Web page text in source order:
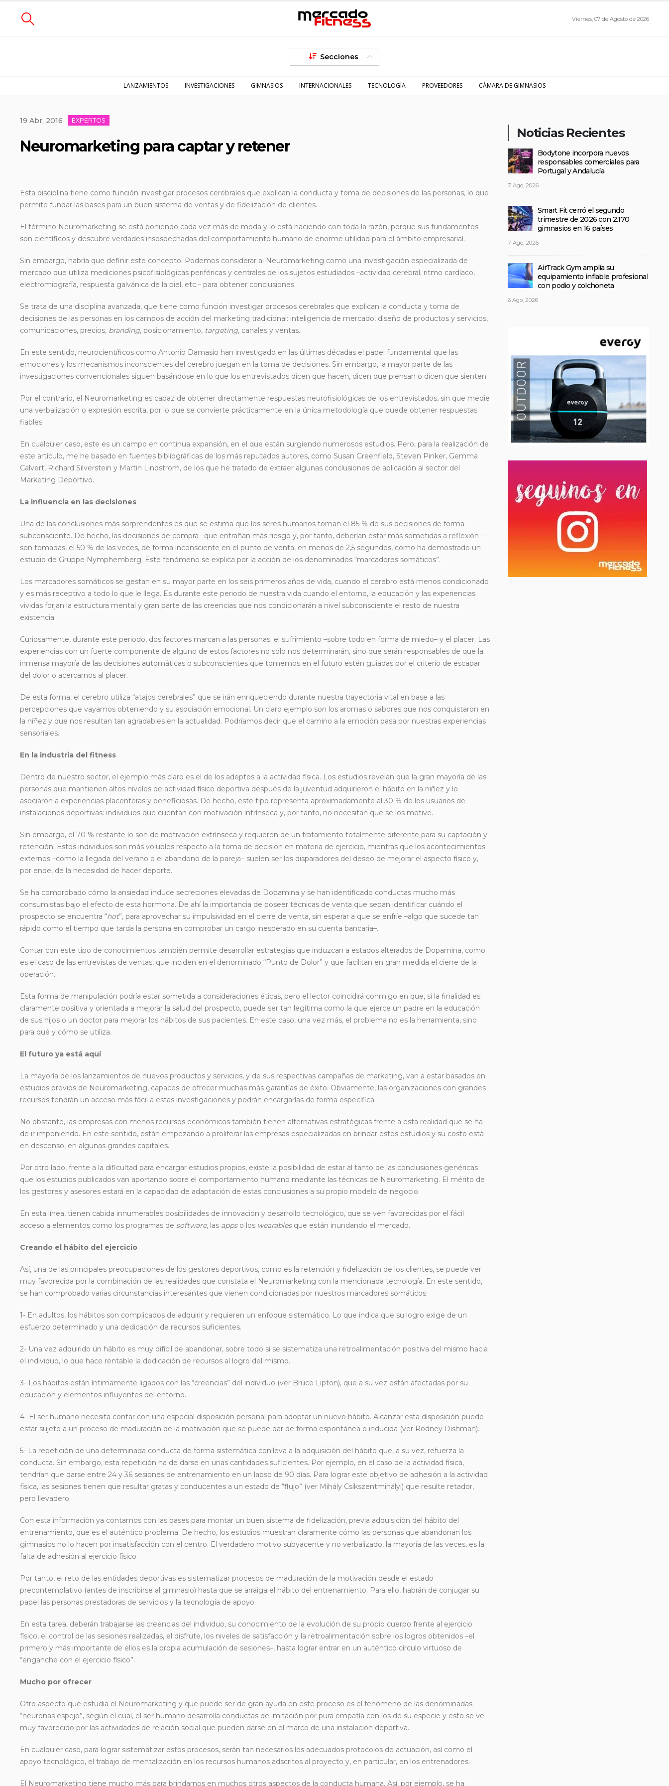
Viernes, 07 de Agosto de 2026
Secciones
LANZAMIENTOS INVESTIGACIONES GIMNASIOS INTERNACIONALES TECNOLOGÍA PROVEEDORES CÁMARA DE GIMNASIOS
19 Abr, 2016 EXPERTOS
Neuromarketing para captar y retener
Esta disciplina tiene como función investigar procesos cerebrales que explican la conducta y toma de decisiones de las personas, lo que
permite fundar las bases para un buen sistema de ventas y de fidelización de clientes.
El término Neuromarketing se está poniendo cada vez más de moda y lo está haciendo con toda la razón, porque sus fundamentos
son científicos y descubre verdades insospechadas del comportamiento humano de enorme utilidad para el ámbito empresarial.
Sin embargo, habría que definir este concepto. Podemos considerar al Neuromarketing como una investigación especializada de
mercado que utiliza mediciones psicofisiológicas periféricas y centrales de los sujetos estudiados –actividad cerebral, ritmo cardíaco,
electromiografía, respuesta galvánica de la piel, etc.– para obtener conclusiones.
Se trata de una disciplina avanzada, que tiene como función investigar procesos cerebrales que explican la conducta y toma de
decisiones de las personas en los campos de acción del marketing tradicional: inteligencia de mercado, diseño de productos y servicios,
comunicaciones, precios, branding, posicionamiento, targeting, canales y ventas.
En este sentido, neurocientíficos como Antonio Damasio han investigado en las últimas décadas el papel fundamental que las
emociones y los mecanismos inconscientes del cerebro juegan en la toma de decisiones. Sin embargo, la mayor parte de las
investigaciones convencionales siguen basándose en lo que los entrevistados dicen que hacen, dicen que piensan o dicen que sienten.
Por el contrario, el Neuromarketing es capaz de obtener directamente respuestas neurofisiológicas de los entrevistados, sin que medie
una verbalización o expresión escrita, por lo que se convierte prácticamente en la única metodología que puede obtener respuestas
fiables.
En cualquier caso, este es un campo en continua expansión, en el que están surgiendo numerosos estudios. Pero, para la realización de
este artículo, me he basado en fuentes bibliográficas de los más reputados autores, como Susan Greenfield, Steven Pinker, Gemma
Calvert, Richard Silverstein y Martin Lindstrom, de los que he tratado de extraer algunas conclusiones de aplicación al sector del
Marketing Deportivo.
La influencia en las decisiones
Una de las conclusiones más sorprendentes es que se estima que los seres humanos toman el 85 % de sus decisiones de forma
subconsciente. De hecho, las decisiones de compra –que entrañan más riesgo y, por tanto, deberían estar más sometidas a reflexión –
son tomadas, el 50 % de las veces, de forma inconsciente en el punto de venta, en menos de 2,5 segundos, como ha demostrado un
estudio de Gruppe Nymphemberg. Este fenómeno se explica por la acción de los denominados “marcadores somáticos”.
Los marcadores somáticos se gestan en su mayor parte en los seis primeros años de vida, cuando el cerebro está menos condicionado
y es más receptivo a todo lo que le llega. Es durante este periodo de nuestra vida cuando el entorno, la educación y las experiencias
vividas forjan la estructura mental y gran parte de las creencias que nos condicionarán a nivel subconsciente el resto de nuestra
existencia.
Curiosamente, durante este periodo, dos factores marcan a las personas: el sufrimiento –sobre todo en forma de miedo– y el placer. Las
experiencias con un fuerte componente de alguno de estos factores no sólo nos determinarán, sino que serán responsables de que la
inmensa mayoría de las decisiones automáticas o subconscientes que tomemos en el futuro estén guiadas por el criterio de escapar
del dolor o acercarnos al placer.
De esta forma, el cerebro utiliza “atajos cerebrales” que se irán enriqueciendo durante nuestra trayectoria vital en base a las
percepciones que vayamos obteniendo y su asociación emocional. Un claro ejemplo son los aromas o sabores que nos conquistaron en
la niñez y que nos resultan tan agradables en la actualidad. Podríamos decir que el camino a la emoción pasa por nuestras experiencias
sensoriales.
En la industria del fitness
Dentro de nuestro sector, el ejemplo más claro es el de los adeptos a la actividad física. Los estudios revelan que la gran mayoría de las
personas que mantienen altos niveles de actividad físico deportiva después de la juventud adquirieron el hábito en la niñez y lo
asociaron a experiencias placenteras y beneficiosas. De hecho, este tipo representa aproximadamente al 30 % de los usuarios de
instalaciones deportivas: individuos que cuentan con motivación intrínseca y, por tanto, no necesitan que se los motive.
Sin embargo, el 70 % restante lo son de motivación extrínseca y requieren de un tratamiento totalmente diferente para su captación y
retención. Estos individuos son más volubles respecto a la toma de decisión en materia de ejercicio, mientras que los acontecimientos
externos –como la llegada del verano o el abandono de la pareja– suelen ser los disparadores del deseo de mejorar el aspecto físico y,
por ende, de la necesidad de hacer deporte.
Se ha comprobado cómo la ansiedad induce secreciones elevadas de Dopamina y se han identificado conductas mucho más
consumistas bajo el efecto de esta hormona. De ahí la importancia de poseer técnicas de venta que sepan identificar cuándo el
prospecto se encuentra “hot”, para aprovechar su impulsividad en el cierre de venta, sin esperar a que se enfríe –algo que sucede tan
rápido como el tiempo que tarda la persona en comprobar un cargo inesperado en su cuenta bancaria–.
Contar con este tipo de conocimientos también permite desarrollar estrategias que induzcan a estados alterados de Dopamina, como
es el caso de las entrevistas de ventas, que inciden en el denominado “Punto de Dolor” y que facilitan en gran medida el cierre de la
operación.
Esta forma de manipulación podría estar sometida a consideraciones éticas, pero el lector coincidirá conmigo en que, si la finalidad es
claramente positiva y orientada a mejorar la salud del prospecto, puede ser tan legítima como la que ejerce un padre en la educación
de sus hijos o un doctor para mejorar los hábitos de sus pacientes. En este caso, una vez más, el problema no es la herramienta, sino
para qué y cómo se utiliza.
El futuro ya está aquí
La mayoría de los lanzamientos de nuevos productos y servicios, y de sus respectivas campañas de marketing, van a estar basados en
estudios previos de Neuromarketing, capaces de ofrecer muchas más garantías de éxito. Obviamente, las organizaciones con grandes
recursos tendrán un acceso más fácil a estas investigaciones y podrán encargarlas de forma específica.
No obstante, las empresas con menos recursos económicos también tienen alternativas estratégicas frente a esta realidad que se ha
de ir imponiendo. En este sentido, están empezando a proliferar las empresas especializadas en brindar estos estudios y su costo está
en descenso, en algunas grandes capitales.
Por otro lado, frente a la dificultad para encargar estudios propios, existe la posibilidad de estar al tanto de las conclusiones genéricas
que los estudios publicados van aportando sobre el comportamiento humano mediante las técnicas de Neuromarketing. El mérito de
los gestores y asesores estará en la capacidad de adaptación de estas conclusiones a su propio modelo de negocio.
En esta línea, tienen cabida innumerables posibilidades de innovación y desarrollo tecnológico, que se ven favorecidas por el fácil
acceso a elementos como los programas de software, las appso los wearablesque están inundando el mercado.
Creando el hábito del ejercicio
Así, una de las principales preocupaciones de los gestores deportivos, como es la retención y fidelización de los clientes, se puede ver
muy favorecida por la combinación de las realidades que constata el Neuromarketing con la mencionada tecnología. En este sentido,
se han comprobado varias circunstancias interesantes que vienen condicionadas por nuestros marcadores somáticos:
1- En adultos, los hábitos son complicados de adquirir y requieren un enfoque sistemático. Lo que indica que su logro exige de un
esfuerzo determinado y una dedicación de recursos suficientes.
2- Una vez adquirido un hábito es muy difícil de abandonar, sobre todo si se sistematiza una retroalimentación positiva del mismo hacia
el individuo, lo que hace rentable la dedicación de recursos al logro del mismo.
3- Los hábitos están íntimamente ligados con las “creencias” del individuo (ver Bruce Lipton), que a su vez están afectadas por su
educación y elementos influyentes del entorno.
4- El ser humano necesita contar con una especial disposición personal para adoptar un nuevo hábito. Alcanzar esta disposición puede
estar sujeto a un proceso de maduración de la motivación que se puede dar de forma espontánea o inducida (ver Rodney Dishman).
5- La repetición de una determinada conducta de forma sistemática conlleva a la adquisición del hábito que, a su vez, refuerza la
conducta. Sin embargo, esta repetición ha de darse en unas cantidades suficientes. Por ejemplo, en el caso de la actividad física,
tendrían que darse entre 24 y 36 sesiones de entrenamiento en un lapso de 90 días. Para lograr este objetivo de adhesión a la actividad
física, las sesiones tienen que resultar gratas y conducentes a un estado de “flujo” (ver Mihály Csíkszentmihályi) que resulte retador,
pero llevadero.
Con esta información ya contamos con las bases para montar un buen sistema de fidelización, previa adquisición del hábito del
entrenamiento, que es el auténtico problema. De hecho, los estudios muestran claramente cómo las personas que abandonan los
gimnasios no lo hacen por insatisfacción con el centro. El verdadero motivo subyacente y no verbalizado, la mayoría de las veces, es la
falta de adhesión al ejercicio físico.
Por tanto, el reto de las entidades deportivas es sistematizar procesos de maduración de la motivación desde el estado
precontemplativo (antes de inscribirse al gimnasio) hasta que se arraiga el hábito del entrenamiento. Para ello, habrán de conjugar su
papel las personas prestadoras de servicios y la tecnología de apoyo.
En esta tarea, deberán trabajarse las creencias del individuo, su conocimiento de la evolución de su propio cuerpo frente al ejercicio
físico, el control de las sesiones realizadas, el disfrute, los niveles de satisfacción y la retroalimentación sobre los logros obtenidos –el
primero y más importante de ellos es la propia acumulación de sesiones–, hasta lograr entrar en un auténtico círculo virtuoso de
“enganche con el ejercicio físico”.
Mucho por ofrecer
Otro aspecto que estudia el Neuromarketing y que puede ser de gran ayuda en este proceso es el fenómeno de las denominadas
“neuronas espejo”, según el cual, el ser humano desarrolla conductas de imitación por pura empatía con los de su especie y esto se ve
muy favorecido por las actividades de relación social que pueden darse en el marco de una instalación deportiva.
En cualquier caso, para lograr sistematizar estos procesos, serán tan necesarios los adecuados protocolos de actuación, así como el
apoyo tecnológico, el trabajo de mentalización en los recursos humanos adscritos al proyecto y, en particular, en los entrenadores.
El Neuromarketing tiene mucho más para brindarnos en muchos otros aspectos de la conducta humana. Así, por ejemplo, se ha
Noticias Recientes
Bodytone incorpora nuevos
responsables comerciales para
Portugal y Andalucía
7 Ago, 2026
Smart Fit cerró el segundo
trimestre de 2026 con 2.170
gimnasios en 16 países
7 Ago, 2026
AirTrack Gym amplía su
equipamiento inflable profesional
con podio y colchoneta
6 Ago, 2026